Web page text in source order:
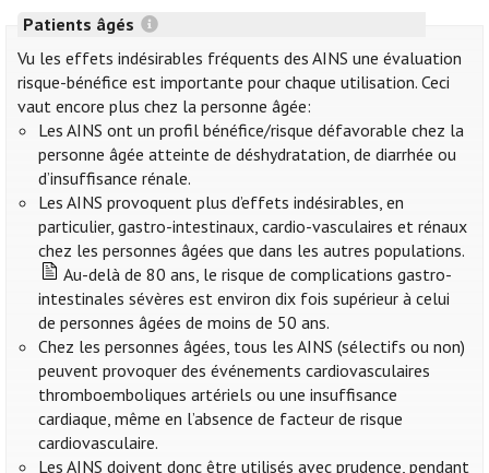
Patients âgés
Vu les effets indésirables fréquents des AINS une évaluation
risque-bénéfice est importante pour chaque utilisation. Ceci
vaut encore plus chez la personne âgée:
Les AINS ont un profil bénéfice/risque défavorable chez la
personne âgée atteinte de déshydratation, de diarrhée ou
d’insuffisance rénale.
Les AINS provoquent plus d’effets indésirables, en
particulier, gastro-intestinaux, cardio-vasculaires et rénaux
chez les personnes âgées que dans les autres populations.
Au-delà de 80 ans, le risque de complications gastro-
intestinales sévères est environ dix fois supérieur à celui
de personnes âgées de moins de 50 ans.
Chez les personnes âgées, tous les AINS (sélectifs ou non)
peuvent provoquer des événements cardiovasculaires
thromboemboliques artériels ou une insuffisance
cardiaque, même en l’absence de facteur de risque
cardiovasculaire.
Les AINS doivent donc être utilisés avec prudence, pendant